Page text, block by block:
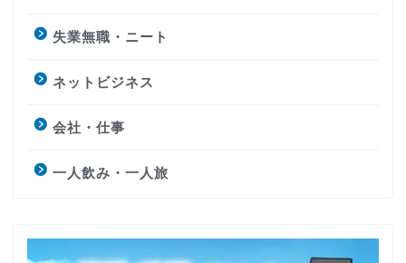
失業無職・ニート
ネットビジネス
会社・仕事
一人飲み・一人旅